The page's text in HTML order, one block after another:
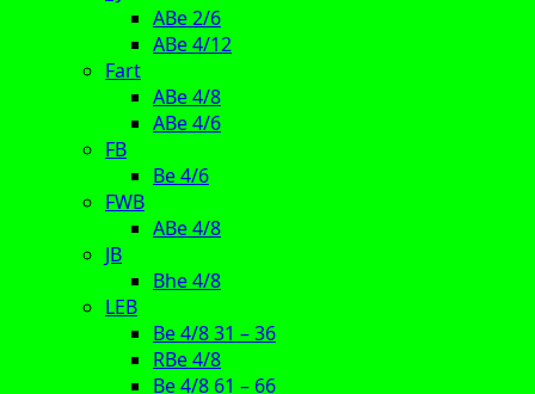
ABe 2/6
ABe 4/12
Fart
ABe 4/8
ABe 4/6
FB
Be 4/6
FWB
ABe 4/8
JB
Bhe 4/8
LEB
Be 4/8 31 – 36
RBe 4/8
Be 4/8 61 – 66